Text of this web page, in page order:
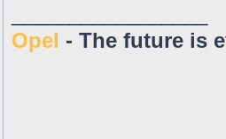
Opel - The future is